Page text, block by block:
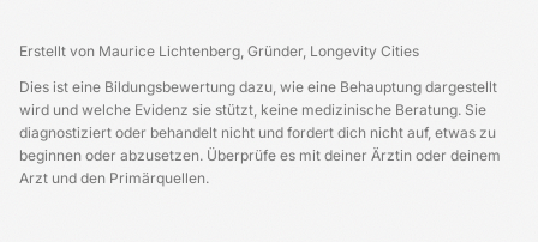
Erstellt von Maurice Lichtenberg, Gründer, Longevity Cities
Dies ist eine Bildungsbewertung dazu, wie eine Behauptung dargestellt
wird und welche Evidenz sie stützt, keine medizinische Beratung. Sie
diagnostiziert oder behandelt nicht und fordert dich nicht auf, etwas zu
beginnen oder abzusetzen. Überprüfe es mit deiner Ärztin oder deinem
Arzt und den Primärquellen.